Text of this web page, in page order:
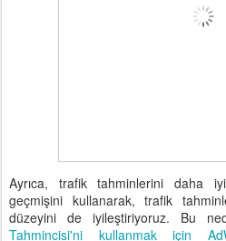
Ayrıca, trafik tahminlerini daha
geçmişini kullanarak, trafik
düzeyini de iyileştiriyoruz. Bu
Tahmincisi'ni kullanmak için